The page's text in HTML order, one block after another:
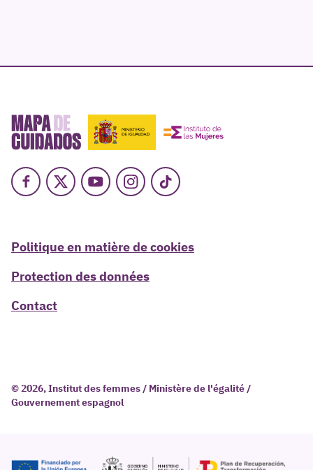
Facebook
X YoutubeInstagram
TikTok
Politique en matière de cookies
Protection des données
Contact
© 2026, Institut des femmes / Ministère de l'égalité /
Gouvernement espagnol